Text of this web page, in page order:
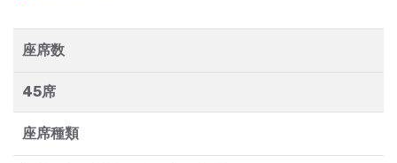
座席数
45席
座席種類